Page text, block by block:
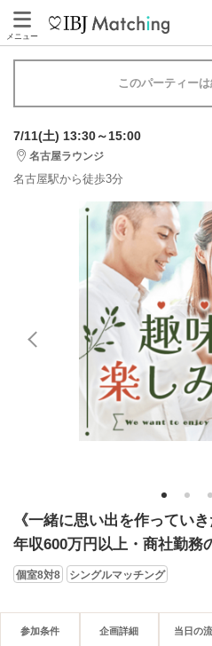
メニュー
このパーティー
7/11(土) 13:30～15:00
名古屋ラウンジ
名古屋駅から徒歩3分
1 2 3
《一緒に思い出を作ってい
年収600万円以上・商社勤務
個室8対8 シングルマッチング
参加条件 企画詳細 当日の